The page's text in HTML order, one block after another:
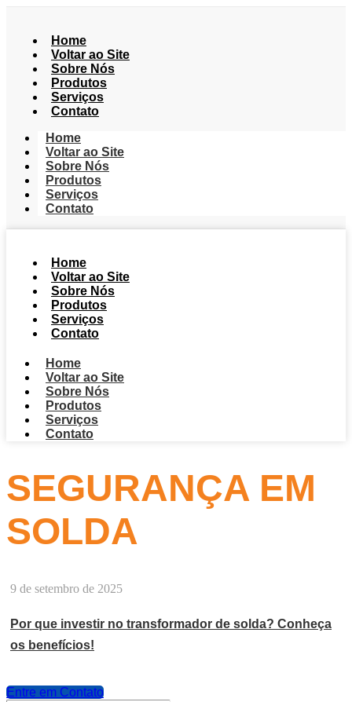
Home
Voltar ao Site
Sobre Nós
Produtos
Serviços
Contato
Home
Voltar ao Site
Sobre Nós
Produtos
Serviços
Contato
Home
Voltar ao Site
Sobre Nós
Produtos
Serviços
Contato
Home
Voltar ao Site
Sobre Nós
Produtos
Serviços
Contato
SEGURANÇA EM
SOLDA
9 de setembro de 2025
Por que investir no transformador de solda? Conheça
os benefícios!
Entre em Contato